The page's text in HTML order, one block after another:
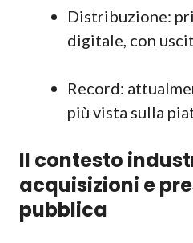
Distribuzione:
digitale, con
Record:
più vista sulla
Il contesto
acquisizioni e
pubblica